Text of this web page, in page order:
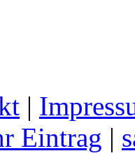
|
Eintrag |